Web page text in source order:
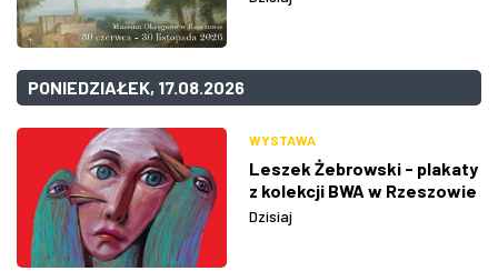
PONIEDZIAŁEK, 17.08.2026
WYSTAWA
Leszek Żebrowski - plakaty
z kolekcji BWA w Rzeszowie
Dzisiaj